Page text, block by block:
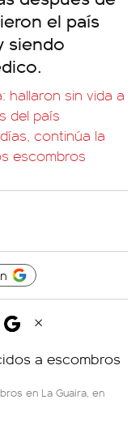
el país
siendo
hallaron sin vida a
del país
continúa la
escombros
en La Guaira, en